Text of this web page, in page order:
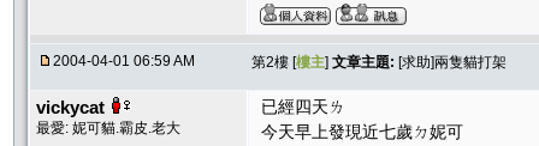
2004-04-01 06:59 AM 第2樓 [樓主] 文章主題: [求助]兩隻貓打架
vickycat
最愛: 妮可貓.霸皮.老大
已經四天ㄌ
今天早上發現近七歲ㄉ妮可